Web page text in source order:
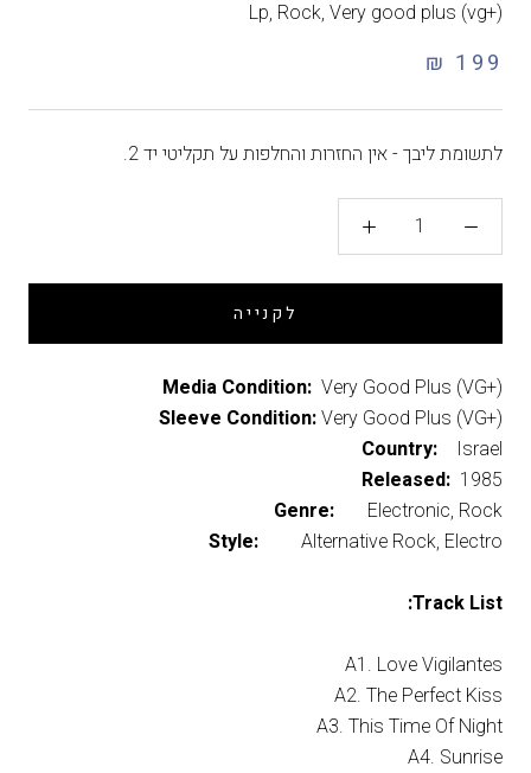
Lp, Rock, Very good plus (vg+)
199 ₪
לתשומת ליבך - אין החזרות והחלפות על תקליטי יד 2.
לקנייה
Media Condition: Very Good Plus (VG+)
Sleeve Condition:Very Good Plus (VG+)
Country: Israel
Released: 1985
Genre: Electronic, Rock
Style: Alternative Rock, Electro
Track List:
A1. Love Vigilantes
A2. The Perfect Kiss
A3. This Time Of Night
A4. Sunrise